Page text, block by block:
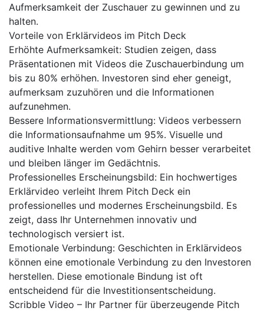
Aufmerksamkeit der Zuschauer zu gewinnen und zu
halten.
Vorteile von Erklärvideos im Pitch Deck
Erhöhte Aufmerksamkeit: Studien zeigen, dass
Präsentationen mit Videos die Zuschauerbindung um
bis zu 80% erhöhen. Investoren sind eher geneigt,
aufmerksam zuzuhören und die Informationen
aufzunehmen.
Bessere Informationsvermittlung: Videos verbessern
die Informationsaufnahme um 95%. Visuelle und
auditive Inhalte werden vom Gehirn besser verarbeitet
und bleiben länger im Gedächtnis.
Professionelles Erscheinungsbild: Ein hochwertiges
Erklärvideo verleiht Ihrem Pitch Deck ein
professionelles und modernes Erscheinungsbild. Es
zeigt, dass Ihr Unternehmen innovativ und
technologisch versiert ist.
Emotionale Verbindung: Geschichten in Erklärvideos
können eine emotionale Verbindung zu den Investoren
herstellen. Diese emotionale Bindung ist oft
entscheidend für die Investitionsentscheidung.
Scribble Video – Ihr Partner für überzeugende Pitch